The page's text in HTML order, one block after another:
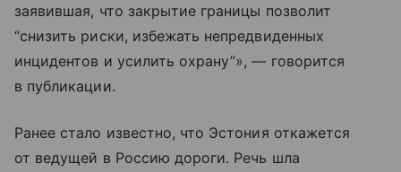
заявившая, что закрытие границы позволит
“снизить риски, избежать непредвиденных
инцидентов и усилить охрану”», — говорится
в публикации.
Ранее стало известно, что Эстония откажется
от ведущей в Россию дороги. Речь шла